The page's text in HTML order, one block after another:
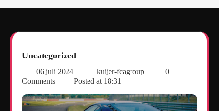
Uncategorized
06 juli 2024 kuijer-fcagroup
0
Comments
Posted at 18:31